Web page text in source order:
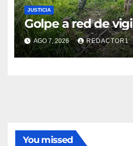
JUSTICIA
Golpe a red de
AGO 7, 2026 REDACTOR1
You missed